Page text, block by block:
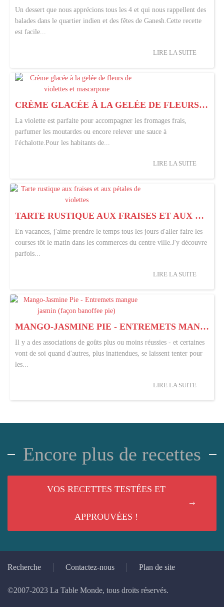
Un dessert que nous apprécions tous les 4 et qui nous rappellent des
balades dans le quartier indien et des fêtes de Ganesh.Cette recette
est facile...
LIRE LA SUITE
CRÈME GLACÉE À LA GELÉE DE FLEURS DE VIOLETTES ET MASCARPONE
La violette est parfaite pour accompagner les fromages frais,
parfumer les moutardes ou encore relever une sauce à
l'échalotte.Pour les habitants de...
LIRE LA SUITE
TARTE RUSTIQUE AUX FRAISES ET AUX PÉTALES DE VIOLETTES
En vacances, j'aime prendre le temps tous les jours d'aller faire les
courses tôt le matin dans les commerces du centre ville.J'y découvre
parfois...
LIRE LA SUITE
MANGO-JASMINE PIE - ENTREMETS MANGUE JASMIN (FAÇON BANOFFEE PIE)
Il y a des associations de goûts plus ou moins réussies - et certaines
vont de soi quand d'autres, plus inattendues, se laissent tenter pour
les...
LIRE LA SUITE
Encore plus de recettes
VOS RECETTES TESTÉES ET
APPROUVÉES !
Recherche Contactez-nous Plan de site
©2007-2023 La Table Monde, tous droits réservés.